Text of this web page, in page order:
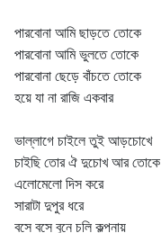
পারবোনা আমি ছাড়তে তোকে
পারবোনা আমি ভুলতে তোকে
পারবোনা ছেড়ে বাঁচতে তোকে
হয়ে যা না রাজি একবার
ভাল্লাগে চাইলে তুই আড়চোখে
চাইছি তোর ঐ দুচোখ আর তোকে
এলোমেলো দিস করে
সারাটা দুপুর ধরে
বসে বসে বুনে চলি কল্পনায়